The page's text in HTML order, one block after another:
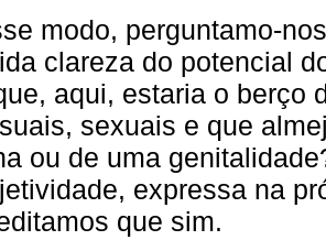
modo, perguntamo-
clareza do potencial
aqui, estaria o berço
sexuais e que
ou de uma
expressa na
que sim.